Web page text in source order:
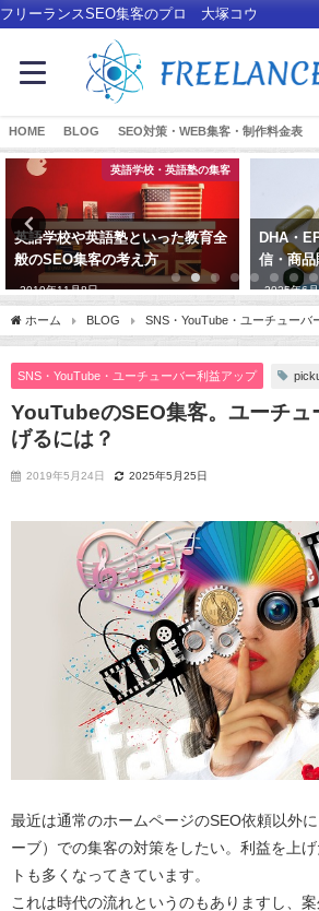
フリーランスSEO集客のプロ 大塚コウ
HOME BLOG SEO対策・WEB集客・制作料金表
サプリメント 集客・SEO
DHA・EPAサプリなどの情報発
信・商品販売の集客SEO
2025年6月21日
iPhone
型SEO
2021年7
ホーム BLOG SNS・YouTube・ユーチューバ
SEO集客。ユーチューバーで利益を上げるには？
SNS・YouTube・ユーチューバー利益アップ
YouTubeのSEO集客。ユーチュ
げるには？
2019年5月24日 2025年5月25日
最近は通常のホームページのSEO依頼以外
ーブ）での集客の対策をしたい。利益を上
トも多くなってきています。
これは時代の流れというのもありますし、